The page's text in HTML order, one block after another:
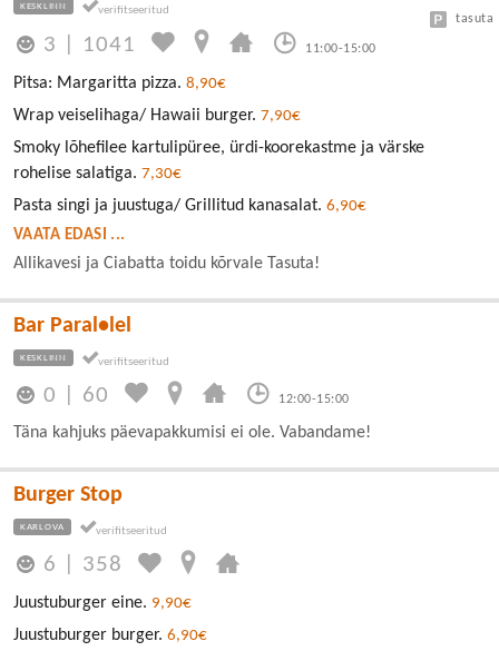
KESKLINN
3 1041 11:00-15:00
tasuta
Pitsa: Margaritta pizza. 8,90€
Wrap veiselihaga/ Hawaii burger. 7,90€
Smoky lõhefilee kartulipüree, ürdi-koorekastme ja värske
rohelise salatiga. 7,30€
Pasta singi ja juustuga/ Grillitud kanasalat. 6,90€
VAATA EDASI ...
Allikavesi ja Ciabatta toidu kõrvale Tasuta!
Bar Paral•lel
KESKLINN
0 60 12:00-15:00
Täna kahjuks päevapakkumisi ei ole. Vabandame!
Burger Stop
KARLOVA
6 358
Juustuburger eine. 9,90€
Juustuburger burger. 6,90€